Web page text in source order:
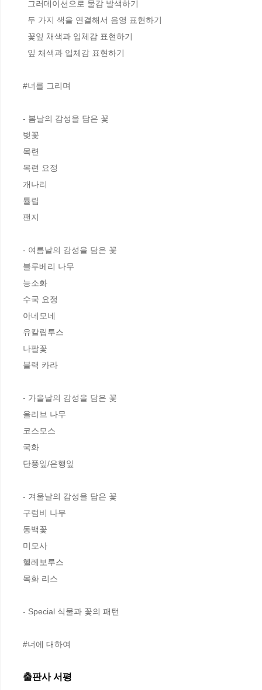
#너를 그리며
- 봄날의 감성을 담은 꽃
벚꽃
목련
목련 요정
개나리
튤립
팬지
- 여름날의 감성을 담은 꽃
블루베리 나무
능소화
수국 요정
아네모네
유칼립투스
나팔꽃
블랙 카라
- 가을날의 감성을 담은 꽃
올리브 나무
코스모스
국화
단풍잎/은행잎
- 겨울날의 감성을 담은 꽃
구럼비 나무
동백꽃
미모사
헬레보루스
목화 리스
- Special 식물과 꽃의 패턴
#너에 대하여
출판사 서평